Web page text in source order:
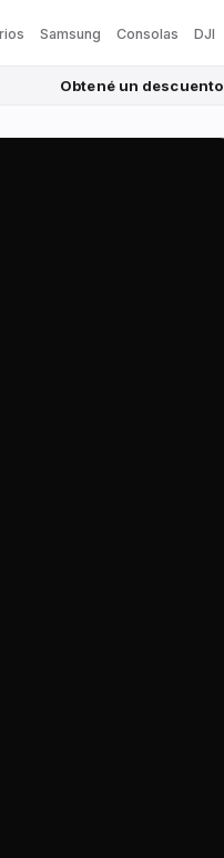
Samsung Consolas DJI
Obtené un descuento